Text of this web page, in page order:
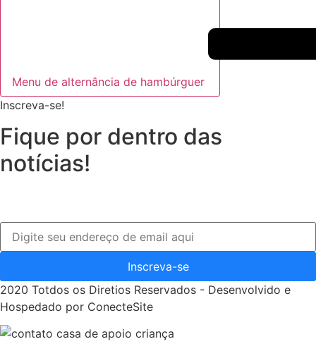
Menu de alternância de hambúrguer
Inscreva-se!
Fique por dentro das
notícias!
Inscreva-se
2020 Totdos os Diretios Reservados - Desenvolvido e
Hospedado por ConecteSite